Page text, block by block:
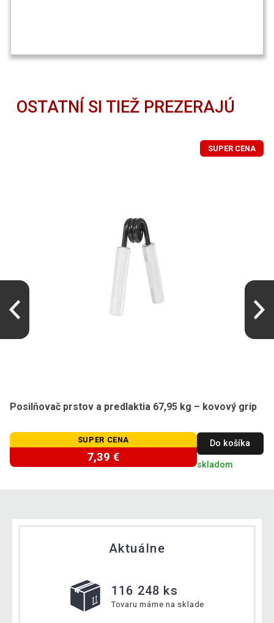
OSTATNÍ SI TIEŽ PREZERAJÚ
SUPER CENA
Posilňovač prstov a predlaktia 67,95 kg – kovový grip
SUPER CENA
7,39 €
Do košíka
skladom
Aktuálne
116 248 ks
Tovaru máme na sklade